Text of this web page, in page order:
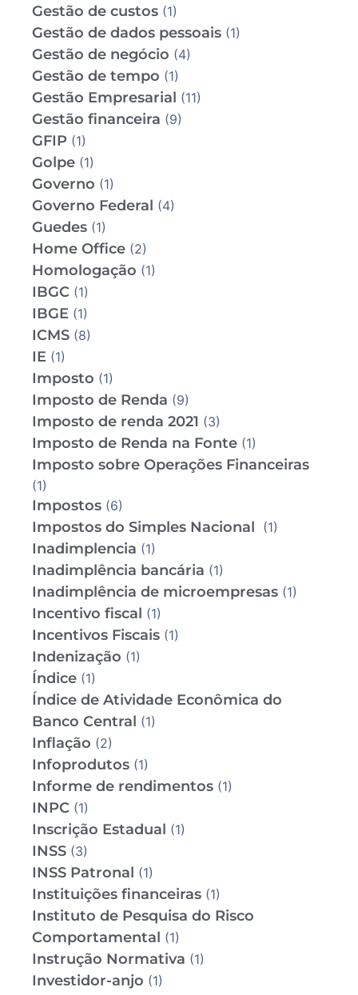
Gestão de custos (1)
Gestão de dados pessoais (1)
Gestão de negócio (4)
Gestão de tempo (1)
Gestão Empresarial (11)
Gestão financeira (9)
GFIP (1)
Golpe (1)
Governo (1)
Governo Federal (4)
Guedes (1)
Home Office (2)
Homologação (1)
IBGC (1)
IBGE (1)
ICMS (8)
IE (1)
Imposto (1)
Imposto de Renda (9)
Imposto de renda 2021 (3)
Imposto de Renda na Fonte (1)
Imposto sobre Operações Financeiras
(1)
Impostos (6)
Impostos do Simples Nacional (1)
Inadimplencia (1)
Inadimplência bancária (1)
Inadimplência de microempresas (1)
Incentivo fiscal (1)
Incentivos Fiscais (1)
Indenização (1)
Índice (1)
Índice de Atividade Econômica do
Banco Central (1)
Inflação (2)
Infoprodutos (1)
Informe de rendimentos (1)
INPC (1)
Inscrição Estadual (1)
INSS (3)
INSS Patronal (1)
Instituições financeiras (1)
Instituto de Pesquisa do Risco
Comportamental (1)
Instrução Normativa (1)
Investidor-anjo (1)